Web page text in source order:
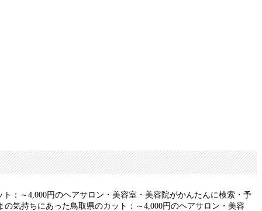
：～4,000円のヘアサロン・美容室・美容院がかんたんに検索・予
気持ちにあった鳥取県のカット：～4,000円のヘアサロン・美容